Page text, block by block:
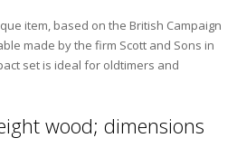
item, based on the British Campaign
made by the firm Scott and Sons in
set is ideal for oldtimers and
wood; dimensions